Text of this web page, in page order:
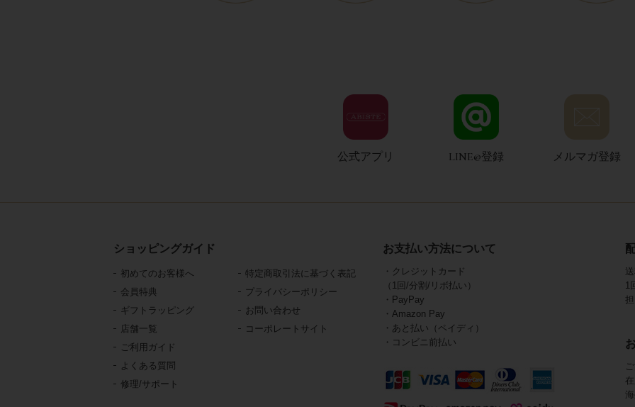
公式アプリ LINE@登録 メルマガ登録
ショッピングガイド
初めてのお客様へ
会員特典
ギフトラッピング
店舗一覧
ご利用ガイド
よくある質問
修理/サポート
特定商取引法に基づく表記
プライバシーポリシー
お問い合わせ
コーポレートサイト
お支払い方法について
・クレジットカード
（1回/分割/リボ払い）
・PayPay
・Amazon Pay
・あと払い（ペイディ）
・コンビニ前払い
1